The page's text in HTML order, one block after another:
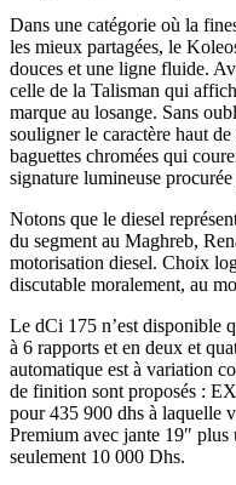
Dans une catégorie où la
les mieux partagées, le
douces et une ligne fluide.
celle de la Talisman qui
marque au losange. Sans
souligner le caractère haut
baguettes chromées qui
signature lumineuse
Notons que le diesel
du segment au Maghreb,
motorisation diesel. Choix
discutable moralement, au
Le dCi 175 n’est disponible
à 6 rapports et en deux et
automatique est à variation
de finition sont proposés :
pour 435 900 dhs à laquelle
Premium avec jante 19″
seulement 10 000 Dhs.